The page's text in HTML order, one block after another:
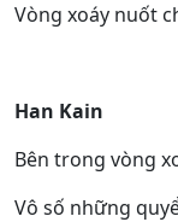
Vòng xoáy nuốt
Han Kain
Bên trong vòng
Vô số những